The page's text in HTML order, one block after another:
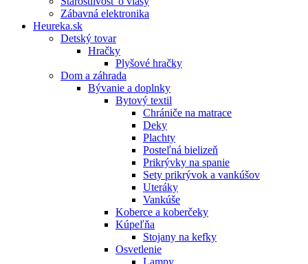
Zábavná elektronika
Heureka.sk
Detský tovar
Hračky
Plyšové hračky
Dom a záhrada
Bývanie a doplnky
Bytový textil
Chrániče na matrace
Deky
Plachty
Posteľná bielizeň
Prikrývky na spanie
Sety prikrývok a vankúšov
Uteráky
Vankúše
Koberce a koberčeky
Kúpeľňa
Stojany na kefky
Osvetlenie
Lampy